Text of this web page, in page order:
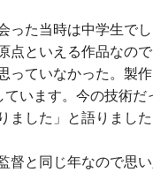
った当時は中学生で
点といえる作品なの
っていなかった。製
ています。今の技術
ました」と語りました
督と同じ年なので思